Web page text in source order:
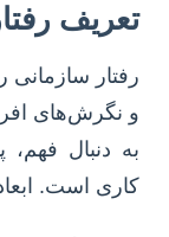
تعریف
رفتار سازمانی
و نگرش‌های
به دنبال
کاری است.